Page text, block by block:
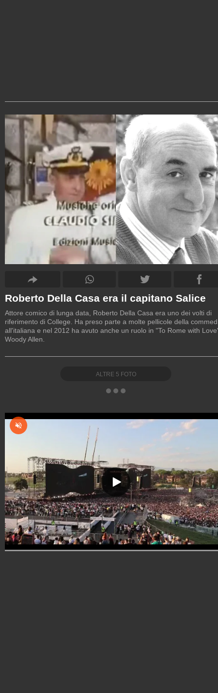
Roberto Della Casa era il capitano Salice
Attore comico di lunga data, Roberto Della Casa era uno dei volti di
riferimento di College. Ha preso parte a molte pellicole della
all'italiana e nel 2012 ha avuto anche un ruolo in "To Rome with
Woody Allen.
ALTRE 5 FOTO